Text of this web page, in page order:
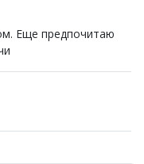
Еще предпочитаю